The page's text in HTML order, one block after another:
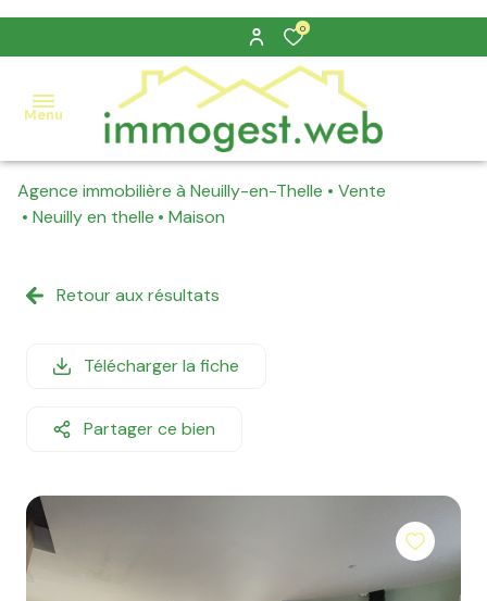
0
Menu
nos
nos
estimation
nous
contacter
Agence immobilière à Neuilly-en-Thelle
Vente
Neuilly en thelle
Maison
Retour aux résultats
Télécharger la fiche
Partager ce bien